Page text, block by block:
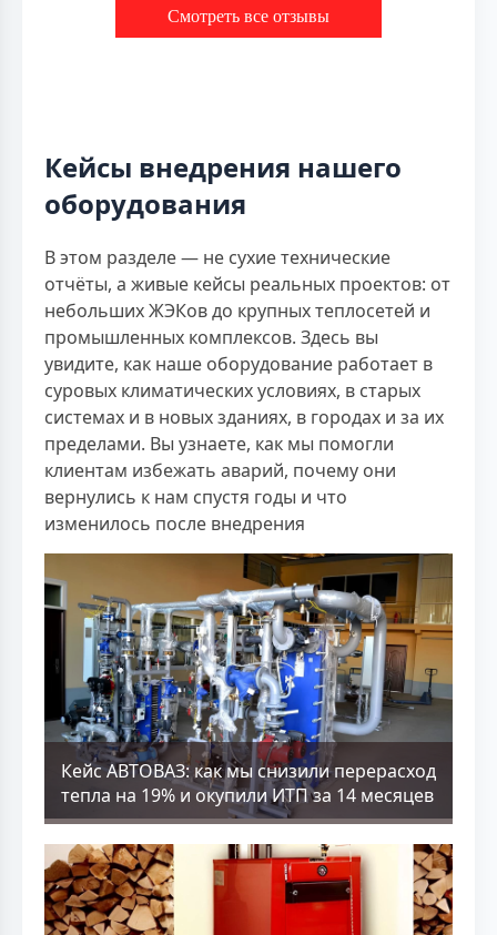
Смотреть все отзывы
Кейсы внедрения нашего
оборудования
В этом разделе — не сухие технические
отчёты, а живые кейсы реальных проектов: от
небольших ЖЭКов до крупных теплосетей и
промышленных комплексов. Здесь вы
увидите, как наше оборудование работает в
суровых климатических условиях, в старых
системах и в новых зданиях, в городах и за их
пределами. Вы узнаете, как мы помогли
клиентам избежать аварий, почему они
вернулись к нам спустя годы и что
изменилось после внедрения
Кейс АВТОВАЗ: как мы снизили перерасход
тепла на 19% и окупили ИТП за 14 месяцев